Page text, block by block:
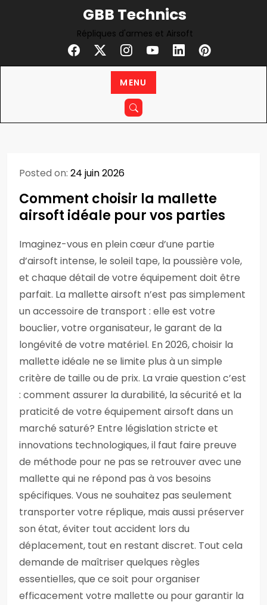
GBB Technics
Répliques d'armes et Airsoft
MENU
Posted on: 24 juin 2026
Comment choisir la mallette
airsoft idéale pour vos parties
Imaginez-vous en plein cœur d’une partie
d’airsoft intense, le soleil tape, la poussière vole,
et chaque détail de votre équipement doit être
parfait. La mallette airsoft n’est pas simplement
un accessoire de transport : elle est votre
bouclier, votre organisateur, le garant de la
longévité de votre matériel. En 2026, choisir la
mallette idéale ne se limite plus à un simple
critère de taille ou de prix. La vraie question c’est
: comment assurer la durabilité, la sécurité et la
praticité de votre équipement airsoft dans un
marché saturé? Entre législation stricte et
innovations technologiques, il faut faire preuve
de méthode pour ne pas se retrouver avec une
mallette qui ne répond pas à vos besoins
spécifiques. Vous ne souhaitez pas seulement
transporter votre réplique, mais aussi préserver
son état, éviter tout accident lors du
déplacement, tout en restant discret. Tout cela
demande de maîtriser quelques règles
essentielles, que ce soit pour organiser
efficacement votre mallette ou pour garantir la